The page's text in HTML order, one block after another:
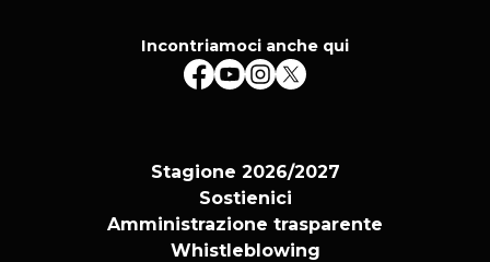
Incontriamoci anche qui
Stagione 2026/2027
Sostienici
Amministrazione trasparente
Whistleblowing